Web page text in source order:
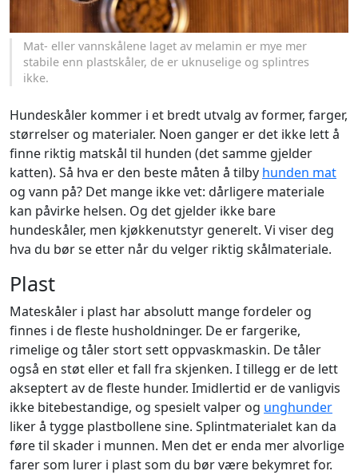
Mat- eller vannskålene laget av melamin er mye mer
stabile enn plastskåler, de er uknuselige og splintres
ikke.
Hundeskåler kommer i et bredt utvalg av former, farger,
størrelser og materialer. Noen ganger er det ikke lett å
finne riktig matskål til hunden (det samme gjelder
katten). Så hva er den beste måten å tilby hunden mat
og vann på? Det mange ikke vet: dårligere materiale
kan påvirke helsen. Og det gjelder ikke bare
hundeskåler, men kjøkkenutstyr generelt. Vi viser deg
hva du bør se etter når du velger riktig skålmateriale.
Plast
Mateskåler i plast har absolutt mange fordeler og
finnes i de fleste husholdninger. De er fargerike,
rimelige og tåler stort sett oppvaskmaskin. De tåler
også en støt eller et fall fra skjenken. I tillegg er de lett
akseptert av de fleste hunder. Imidlertid er de vanligvis
ikke bitebestandige, og spesielt valper og unghunder
liker å tygge plastbollene sine. Splintmaterialet kan da
føre til skader i munnen. Men det er enda mer alvorlige
farer som lurer i plast som du bør være bekymret for.